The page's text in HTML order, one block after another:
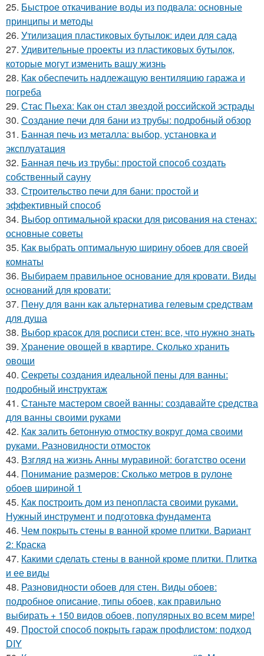
25. Быстрое откачивание воды из подвала: основные
принципы и методы
26. Утилизация пластиковых бутылок: идеи для сада
27. Удивительные проекты из пластиковых бутылок,
которые могут изменить вашу жизнь
28. Как обеспечить надлежащую вентиляцию гаража и
погреба
29. Стас Пьеха: Как он стал звездой российской эстрады
30. Создание печи для бани из трубы: подробный обзор
31. Банная печь из металла: выбор, установка и
эксплуатация
32. Банная печь из трубы: простой способ создать
собственный сауну
33. Строительство печи для бани: простой и
эффективный способ
34. Выбор оптимальной краски для рисования на стенах:
основные советы
35. Как выбрать оптимальную ширину обоев для своей
комнаты
36. Выбираем правильное основание для кровати. Виды
оснований для кровати:
37. Пену для ванн как альтернатива гелевым средствам
для душа
38. Выбор красок для росписи стен: все, что нужно знать
39. Хранение овощей в квартире. Сколько хранить
овощи
40. Секреты создания идеальной пены для ванны:
подробный инструктаж
41. Станьте мастером своей ванны: создавайте средства
для ванны своими руками
42. Как залить бетонную отмостку вокруг дома своими
руками. Разновидности отмосток
43. Взгляд на жизнь Анны муравиной: богатство осени
44. Понимание размеров: Сколько метров в рулоне
обоев шириной 1
45. Как построить дом из пенопласта своими руками.
Нужный инструмент и подготовка фундамента
46. Чем покрыть стены в ванной кроме плитки. Вариант
2: Краска
47. Какими сделать стены в ванной кроме плитки. Плитка
и ее виды
48. Разновидности обоев для стен. Виды обоев:
подробное описание, типы обоев, как правильно
выбирать + 150 видов обоев, популярных во всем мире!
49. Простой способ покрыть гараж профлистом: подход
DIY